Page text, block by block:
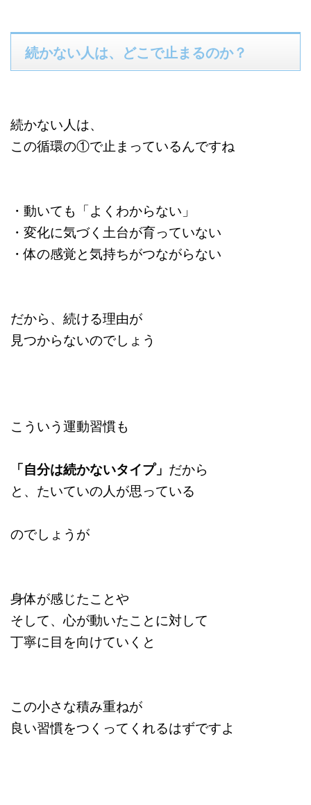
続かない人は、どこで止まるのか？
続かない人は、
この循環の①で止まっているんですね
・動いても「よくわからない」
・変化に気づく土台が育っていない
・体の感覚と気持ちがつながらない
だから、続ける理由が
見つからないのでしょう
こういう運動習慣も
「自分は続かないタイプ」 だから
と、たいていの人が思っている
のでしょうが
身体が感じたことや
そして、心が動いたことに対して
丁寧に目を向けていくと
この小さな積み重ねが
良い習慣をつくってくれるはずですよ